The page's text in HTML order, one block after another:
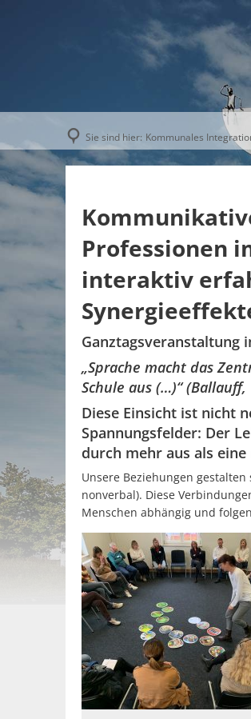
Sie sind hier: Kommunales
Professionen
interaktiv
Ganztagsveranstaltung
„Sprache macht das
Schule aus (…)“ (Ballauff,
Diese Einsicht ist nicht
Spannungsfelder: Der
durch mehr aus als
Unsere Beziehungen
nonverbal). Diese
Menschen abhängig und